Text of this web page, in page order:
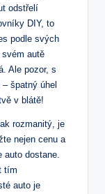
odstřelí
DIY, to
podle svých
autě
Ale pozor, s
špatný úhel
v blátě!
rozmanitý, je
nejen cenu a
dostane.
tím
auto je